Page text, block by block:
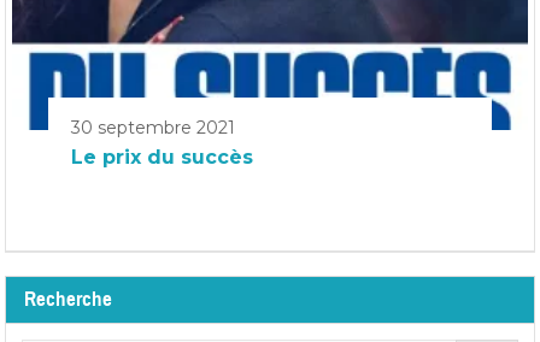
30 septembre 2021
Le prix du succès
Recherche